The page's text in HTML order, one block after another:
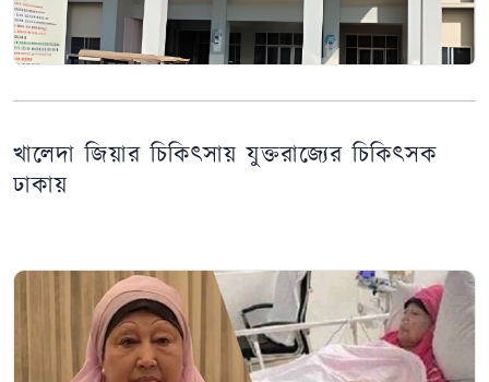
খালেদা জিয়ার চিকিৎসায় যুক্তরাজ্যের চিকিৎসক
ঢাকায়